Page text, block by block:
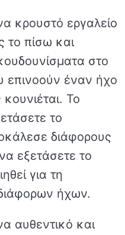
κρουστό εργαλείο
το πίσω και
στο
επινοούν έναν ήχο
Το
το
διάφορους
εξετάσετε το
για τη
ήχων.
αυθεντικό και